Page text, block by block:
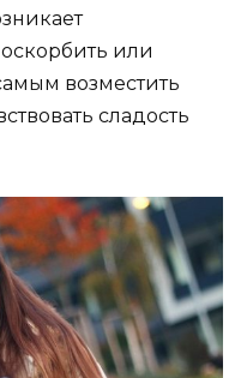
или
возместить
сладость